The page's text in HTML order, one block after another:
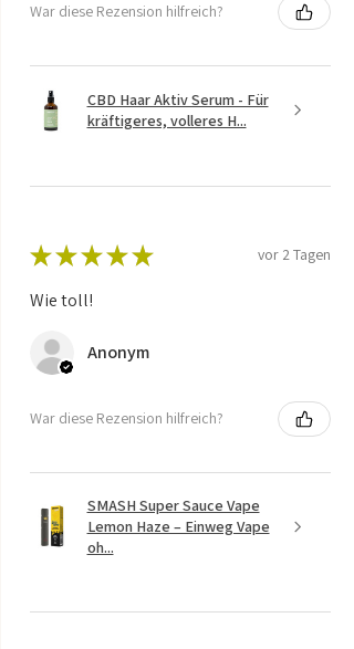
War diese Rezension hilfreich?
CBD Haar Aktiv Serum - Für
kräftigeres, volleres H...
★ ★ ★ ★ ★ vor 2 Tagen
Wie toll!
Anonym
War diese Rezension hilfreich?
SMASH Super Sauce Vape
Lemon Haze – Einweg Vape
oh...